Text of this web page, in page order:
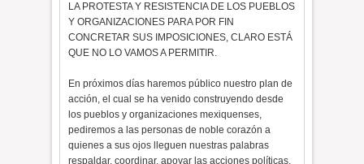
LA PROTESTA Y RESISTENCIA DE LOS PUEBLOS
Y ORGANIZACIONES PARA POR FIN
CONCRETAR SUS IMPOSICIONES, CLARO ESTÁ
QUE NO LO VAMOS A PERMITIR.
En próximos días haremos público nuestro plan de
acción, el cual se ha venido construyendo desde
los pueblos y organizaciones mexiquenses,
pediremos a las personas de noble corazón a
quienes a sus ojos lleguen nuestras palabras
respaldar, coordinar, apoyar las acciones políticas,